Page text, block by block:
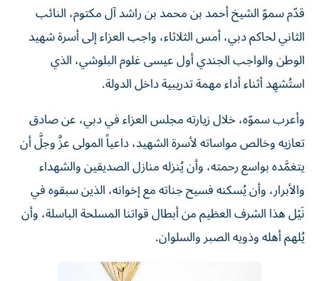
قدّم سموّ الشيخ أحمد بن محمد بن راشد آل مكتوم، النائب
الثاني لحاكم دبي، أمس الثلاثاء، واجب العزاء إلى أسرة شهيد
الوطن والواجب الجندي أول عيسى غلوم البلوشي، الذي
استُشهِد أثناء أداء مهمة تدريبية داخل الدولة.
وأعرب سموّه، خلال زيارته مجلس العزاء في دبي، عن صادق
تعازيه وخالص مواساته لأسرة الشهيد، داعياً المولى عزَّ وجلَّ أن
يتغمَّده بواسع رحمته، وأن يُنزله منازل الصديقين والشهداء
والأبرار، وأن يُسكنه فسيح جناته مع إخوانه، الذين سبقوه في
نَيْل هذا الشرف العظيم من أبطال قواتنا المسلحة الباسلة، وأن
يُلهم أهله وذويه الصبر والسلوان.